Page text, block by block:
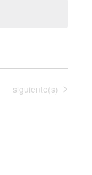
Eventos
siguiente(s)